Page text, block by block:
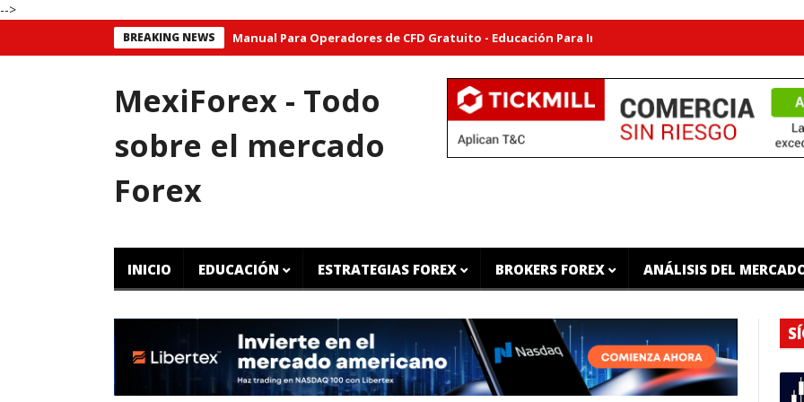
-->
BREAKING NEWSManual Para Operadores de CFD Gratuito - Educación Para Inversores Plan de Trading Gratuito -
MexiForex - Todo
sobre el mercado
Forex
INICIO EDUCACIÓN ESTRATEGIAS FOREX BROKERS FOREX ANÁLISIS DEL